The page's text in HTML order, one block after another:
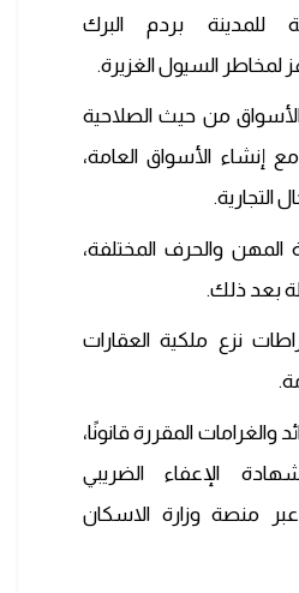
للمدينة بردم البرك
لمخاطر السيول الغزيرة.
من حيث الصلاحية
إنشاء الأسواق العامة،
التجارية.
المهن والحرف المختلفة،
بعد ذلك.
نزع ملكية العقارات
والغرامات المقررة قانونًا،
الإعفاء الضريبي
منصة وزارة الاسكان